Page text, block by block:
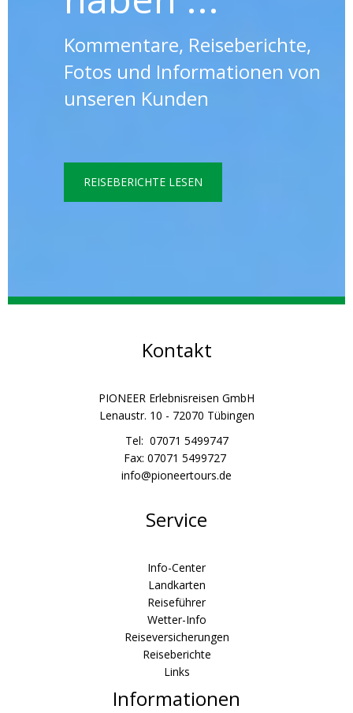
Kommentare, Reiseberichte,
Fotos und Informationen von
unseren Kunden
REISEBERICHTE LESEN
Kontakt
PIONEER Erlebnisreisen GmbH
Lenaustr. 10 - 72070 Tübingen
Tel: 07071 5499747
Fax: 07071 5499727
info@pioneertours.de
Service
Info-Center
Landkarten
Reiseführer
Wetter-Info
Reiseversicherungen
Reiseberichte
Links
Informationen